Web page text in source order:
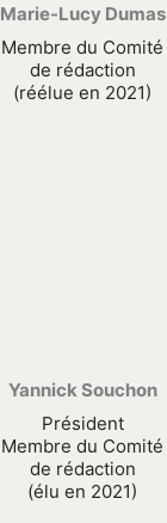
Marie-Lucy Dumas
Membre du Comité
de rédaction
(réélue en 2021)
Yannick Souchon
Président
Membre du Comité
de rédaction
(élu en 2021)